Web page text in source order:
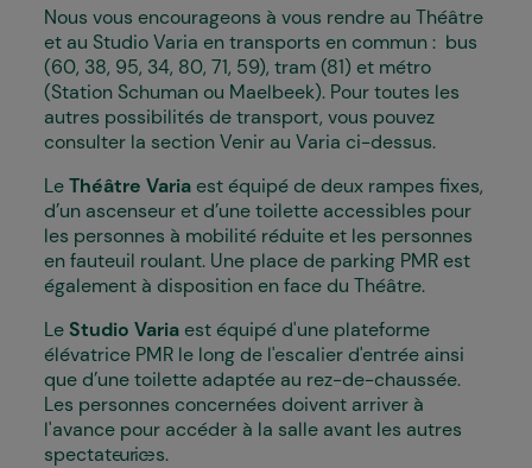
Nous vous encourageons à vous rendre au Théâtre
et au Studio Varia en transports en commun : bus
(60, 38, 95, 34, 80, 71, 59), tram (81) et métro
(Station Schuman ou Maelbeek). Pour toutes les
autres possibilités de transport, vous pouvez
consulter la section Venir au Varia ci-dessus.
LeThéâtre Varia est équipé de deux rampes fixes,
d’un ascenseur et d’une toilette accessibles pour
les personnes à mobilité réduite et les personnes
en fauteuil roulant. Une place de parking PMR est
également à disposition en face du Théâtre.
Le Studio Varia est équipé d'une plateforme
élévatrice PMR le long de l'escalier d'entrée ainsi
que d’une toilette adaptée au rez-de-chaussée.
Les personnes concernées doivent arriver à
l'avance pour accéder à la salle avant les autres
spectateur·ices.